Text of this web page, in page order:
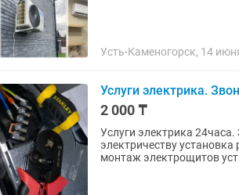
Усть-Каменогорск, 14
Услуги электрика.
2 000 ₸
Услуги электрика
электричеству
монтаж электрощитов